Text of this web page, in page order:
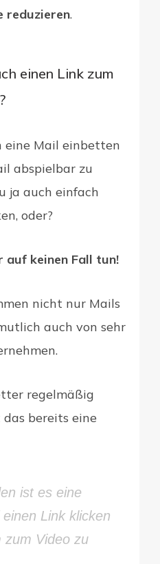
reduzieren.
einen Link zum
Mail einbetten
abspielbar zu
ja auch einfach
oder?
auf keinen Fall tun!
nicht nur Mails
auch von sehr
regelmäßig
bereits eine
ist es eine
Link klicken
zum Video zu